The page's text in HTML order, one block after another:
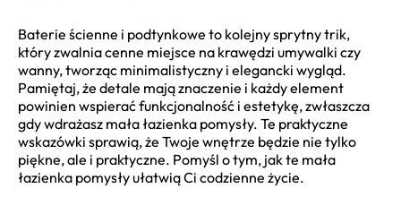
Baterie ścienne i podtynkowe to kolejny sprytny trik,
który zwalnia cenne miejsce na krawędzi umywalki czy
wanny, tworząc minimalistyczny i elegancki wygląd.
Pamiętaj, że detale mają znaczenie i każdy element
powinien wspierać funkcjonalność i estetykę, zwłaszcza
gdy wdrażasz mała łazienka pomysły. Te praktyczne
wskazówki sprawią, że Twoje wnętrze będzie nie tylko
piękne, ale i praktyczne. Pomyśl o tym, jak te mała
łazienka pomysły ułatwią Ci codzienne życie.